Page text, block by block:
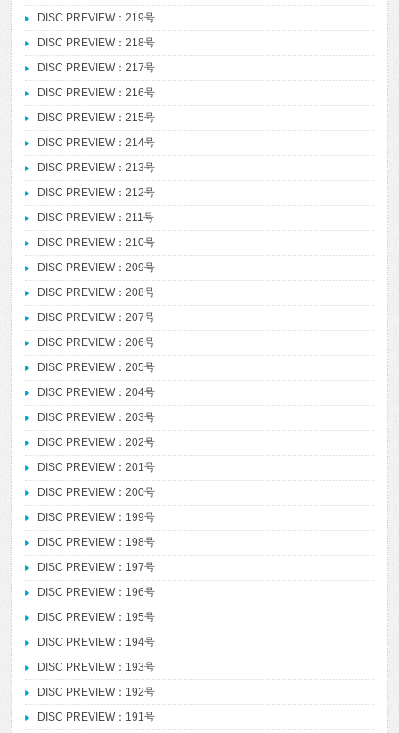
DISC PREVIEW：219号
DISC PREVIEW：218号
DISC PREVIEW：217号
DISC PREVIEW：216号
DISC PREVIEW：215号
DISC PREVIEW：214号
DISC PREVIEW：213号
DISC PREVIEW：212号
DISC PREVIEW：211号
DISC PREVIEW：210号
DISC PREVIEW：209号
DISC PREVIEW：208号
DISC PREVIEW：207号
DISC PREVIEW：206号
DISC PREVIEW：205号
DISC PREVIEW：204号
DISC PREVIEW：203号
DISC PREVIEW：202号
DISC PREVIEW：201号
DISC PREVIEW：200号
DISC PREVIEW：199号
DISC PREVIEW：198号
DISC PREVIEW：197号
DISC PREVIEW：196号
DISC PREVIEW：195号
DISC PREVIEW：194号
DISC PREVIEW：193号
DISC PREVIEW：192号
DISC PREVIEW：191号